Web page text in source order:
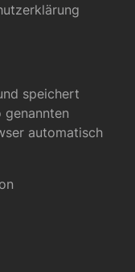
speichert
automatisch